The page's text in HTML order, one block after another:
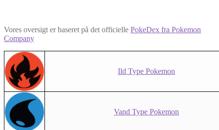
Vores oversigt er baseret på det officielle PokeDex fra Pokemon
Company
Ild Type Pokemon
Vand Type Pokemon